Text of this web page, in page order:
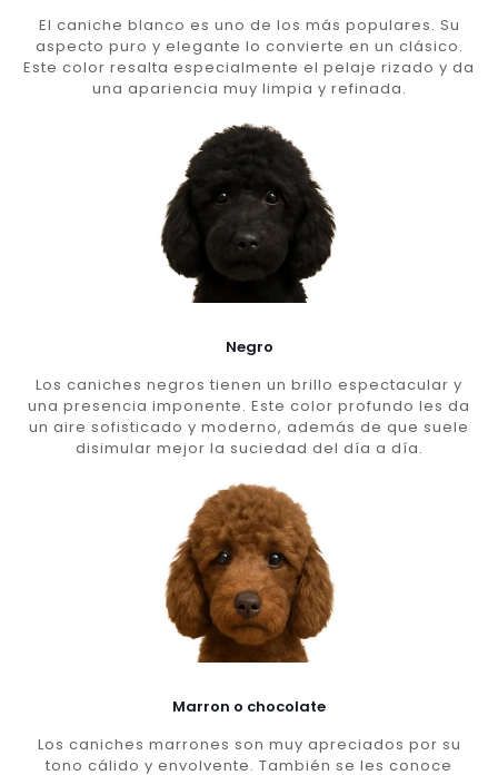
El caniche blanco es uno de los más populares. Su
aspecto puro y elegante lo convierte en un clásico.
Este color resalta especialmente el pelaje rizado y da
una apariencia muy limpia y refinada.
Negro
Los caniches negros tienen un brillo espectacular y
una presencia imponente. Este color profundo les da
un aire sofisticado y moderno, además de que suele
disimular mejor la suciedad del día a día.
Marron o chocolate
Los caniches marrones son muy apreciados por su
tono cálido y envolvente. También se les conoce